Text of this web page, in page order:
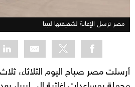
مصر ترسل الإعانة لشقيقتها ليبيا
أرسلت مصر صباح اليوم الثلاثاء،